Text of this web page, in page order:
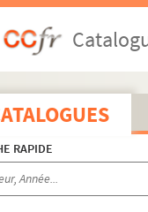
RAPIDE